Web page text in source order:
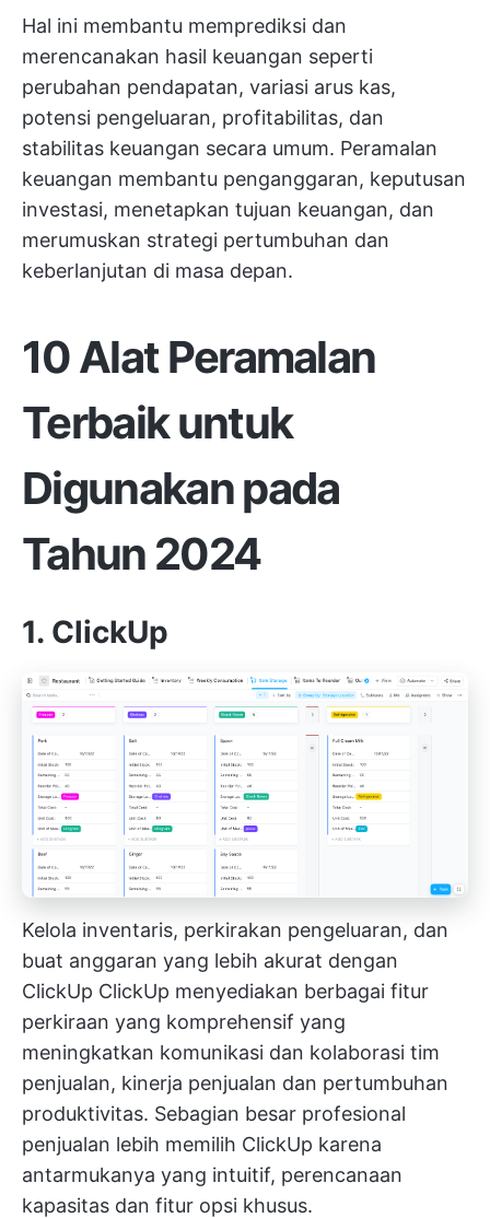
Hal ini membantu memprediksi dan
merencanakan hasil keuangan seperti
perubahan pendapatan, variasi arus kas,
potensi pengeluaran, profitabilitas, dan
stabilitas keuangan secara umum. Peramalan
keuangan membantu penganggaran, keputusan
investasi, menetapkan tujuan keuangan, dan
merumuskan strategi pertumbuhan dan
keberlanjutan di masa depan.
10 Alat Peramalan
Terbaik untuk
Digunakan pada
Tahun 2024
1. ClickUp
Kelola inventaris, perkirakan pengeluaran, dan
buat anggaran yang lebih akurat dengan
ClickUp ClickUp menyediakan berbagai fitur
perkiraan yang komprehensif yang
meningkatkan komunikasi dan kolaborasi tim
penjualan, kinerja penjualan dan pertumbuhan
produktivitas. Sebagian besar profesional
penjualan lebih memilih ClickUp karena
antarmukanya yang intuitif, perencanaan
kapasitas dan fitur opsi khusus.